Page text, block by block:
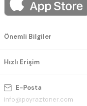
E-Posta
info@poyraztoner.com
Önemli Bilgiler
Hızlı Erişim